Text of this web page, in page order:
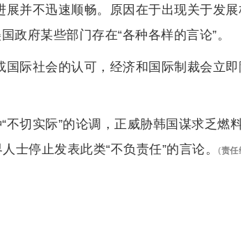
并不迅速顺畅。原因在于出现关于发
政府某些部门存在“各种各样的言论”。
际社会的认可，经济和国际制裁会立
切实际”的论调，正威胁韩国谋求乏燃
士停止发表此类“不负责任”的言论。
(责任